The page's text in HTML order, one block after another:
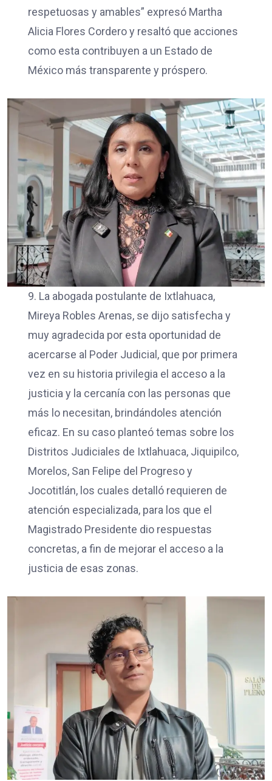
respetuosas y amables” expresó Martha
Alicia Flores Cordero y resaltó que acciones
como esta contribuyen a un Estado de
México más transparente y próspero.
9. La abogada postulante de Ixtlahuaca,
Mireya Robles Arenas, se dijo satisfecha y
muy agradecida por esta oportunidad de
acercarse al Poder Judicial, que por primera
vez en su historia privilegia el acceso a la
justicia y la cercanía con las personas que
más lo necesitan, brindándoles atención
eficaz. En su caso planteó temas sobre los
Distritos Judiciales de Ixtlahuaca, Jiquipilco,
Morelos, San Felipe del Progreso y
Jocotitlán, los cuales detalló requieren de
atención especializada, para los que el
Magistrado Presidente dio respuestas
concretas, a fin de mejorar el acceso a la
justicia de esas zonas.